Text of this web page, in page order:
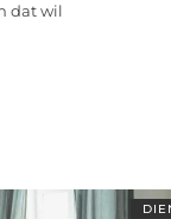
dat wil